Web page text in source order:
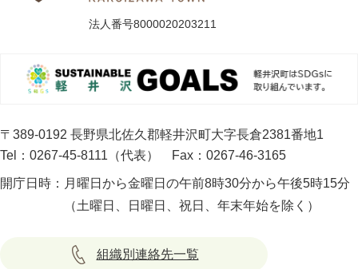
法人番号8000020203211
〒389-0192 長野県北佐久郡軽井沢町大字長倉2381番地1
Tel：0267-45-8111（代表）
Fax：0267-46-3165
開庁日時： 月曜日から金曜日の午前8時30分から午後5時15分
（土曜日、日曜日、祝日、年末年始を除く）
組織別連絡先一覧